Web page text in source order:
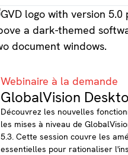
Webinaire à la demande
GlobalVision
Découvrez les nouvelles
les mises à niveau de
5.3. Cette session couvre les
essentielles pour rationaliser